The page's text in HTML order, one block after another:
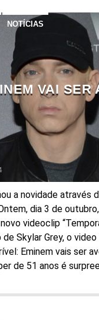
NOTÍCIAS
VAI SER
a novidade através
dia 3 de
videoclip
Skylar Grey, o video
Eminem vais ser
de 51 anos é